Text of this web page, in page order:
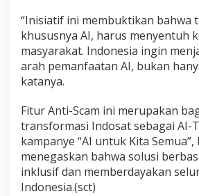
“Inisiatif ini membuktikan bahwa
khususnya AI, harus menyentuh
masyarakat. Indonesia ingin
arah pemanfaatan AI, bukan
katanya.
Fitur Anti-Scam ini merupakan
transformasi Indosat sebagai AI-
kampanye “AI untuk Kita
menegaskan bahwa solusi
inklusif dan memberdayakan
Indonesia.(sct)